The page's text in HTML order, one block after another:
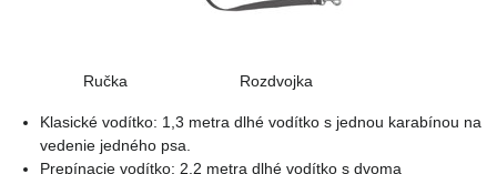
Ručka Rozdvojka
Klasické vodítko: 1,3 metra dlhé vodítko s jednou karabínou na
vedenie jedného psa.
Prepínacie vodítko: 2,2 metra dlhé vodítko s dvoma